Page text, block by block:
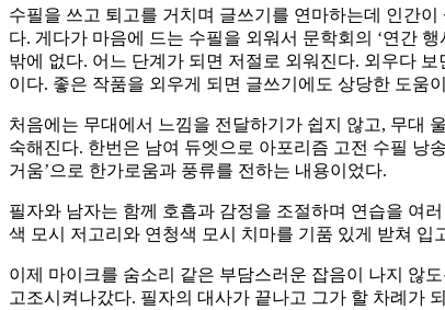
수필을 쓰고 퇴고를 거치며 글쓰기를 연마하는데 인간
다. 게다가 마음에 드는 수필을 외워서 문학회의 ‘연간
밖에 없다. 어느 단계가 되면 저절로 외워진다. 외우다
이다. 좋은 작품을 외우게 되면 글쓰기에도 상당한 도움
처음에는 무대에서 느낌을 전달하기가 쉽지 않고, 무대
숙해진다. 한번은 남여 듀엣으로 아포리즘 고전 수필 낭
거움’으로 한가로움과 풍류를 전하는 내용이었다.
필자와 남자는 함께 호흡과 감정을 조절하며 연습을 여
색 모시 저고리와 연청색 모시 치마를 기품 있게 받쳐
이제 마이크를 숨소리 같은 부담스러운 잡음이 나지 않
고조시켜나갔다. 필자의 대사가 끝나고 그가 할 차례가